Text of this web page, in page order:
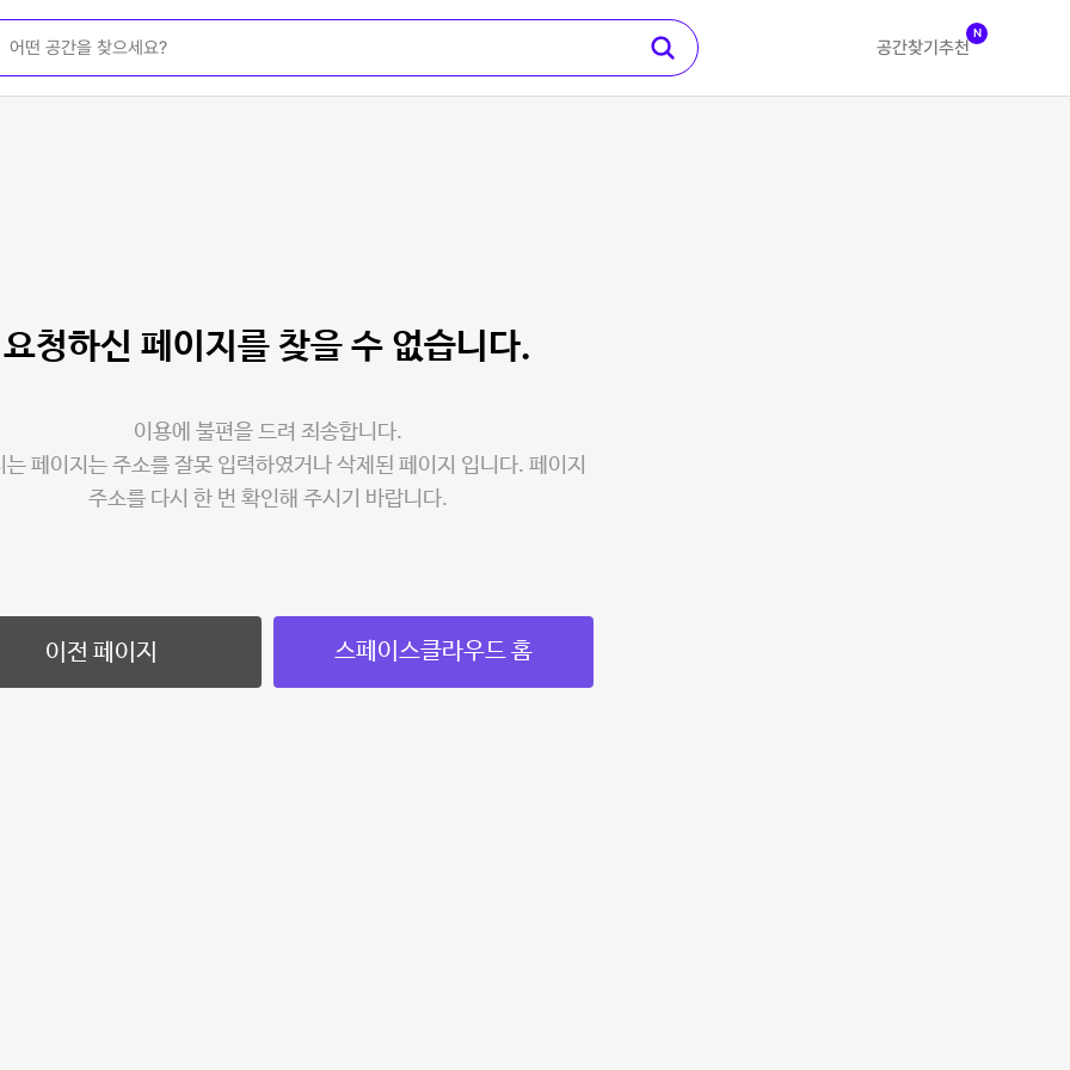
공간찾기 추천
N
요청하신 페이지를 찾을 수 없습니다.
이용에 불편을 드려 죄송합니다.
는 페이지는 주소를 잘못 입력하였거나 삭제된 페이지 입니다. 페이지
주소를 다시 한 번 확인해 주시기 바랍니다.
이전 페이지 스페이스클라우드 홈